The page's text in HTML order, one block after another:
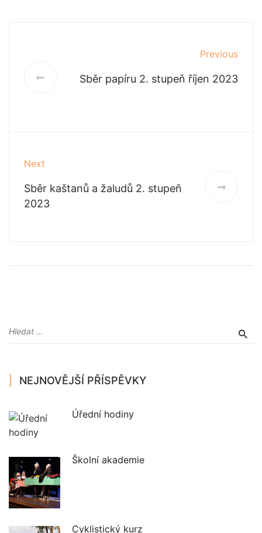
Previous
Sběr papíru 2. stupeň říjen 2023
Next
Sběr kaštanů a žaludů 2. stupeň
2023
NEJNOVĚJŠÍ PŘÍSPĚVKY
Úřední hodiny
Školní akademie
Cyklistický kurz